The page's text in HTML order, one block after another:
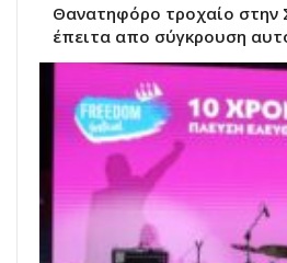
Θανατηφόρο τροχαίο στην
έπειτα απο σύγκρουση